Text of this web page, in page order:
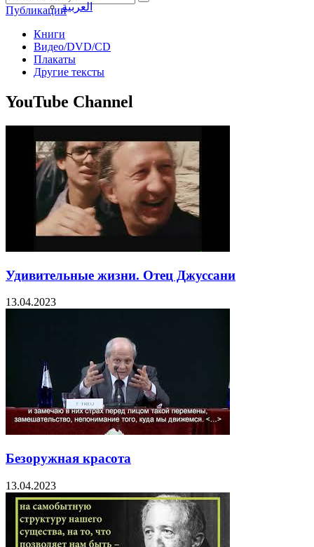
العربيةПубликации
Книги
Видео/DVD/CD
Плакаты
Другие тексты
YouTube Channel
Удивительные жизни. Отец Джуссани
13.04.2023
Безоружная красота
13.04.2023